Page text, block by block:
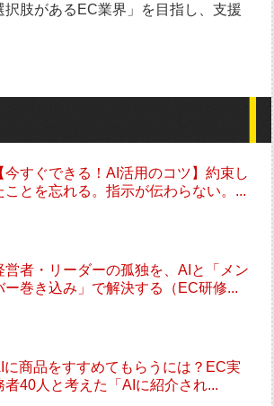
択肢があるEC業界」を目指し、支援
今すぐできる！AI活用のコツ】約束し
ことを忘れる。指示が伝わらない。...
営者・リーダーの孤独を、AIと「メン
ー巻き込み」で解決する（EC研修...
に商品をすすめてもらうには？EC実
者40人と考えた「AIに紹介され...